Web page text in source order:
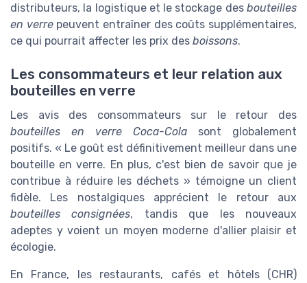
distributeurs, la logistique et le stockage des bouteilles
en verrepeuvent entraîner des coûts supplémentaires,
ce qui pourrait affecter les prix des boissons.
Les consommateurs et leur relation aux
bouteilles en verre
Les avis des consommateurs sur le retour des
bouteilles en verre Coca-Cola sont globalement
positifs. « Le goût est définitivement meilleur dans une
bouteille en verre. En plus, c'est bien de savoir que je
contribue à réduire les déchets » témoigne un client
fidèle. Les nostalgiques apprécient le retour aux
bouteilles consignées, tandis que les nouveaux
adeptes y voient un moyen moderne d'allier plaisir et
écologie.
En France, les restaurants, cafés et hôtels (CHR)